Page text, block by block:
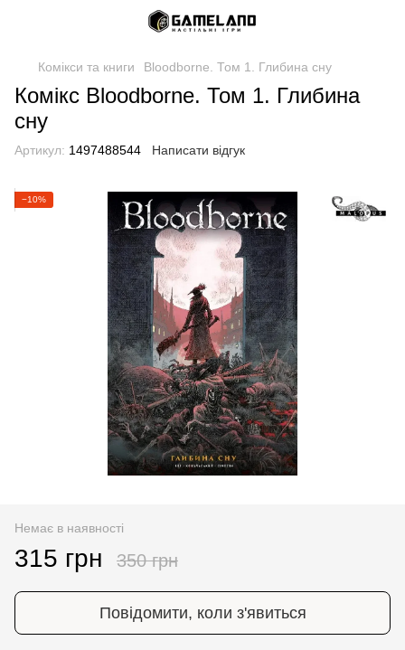
Комікси та книги Bloodborne. Том 1. Глибина сну
Комікс Bloodborne. Том 1. Глибина
сну
Артикул: 1497488544 Написати відгук
−10%
Немає в наявності
315 грн 350 грн
Повідомити, коли з'явиться